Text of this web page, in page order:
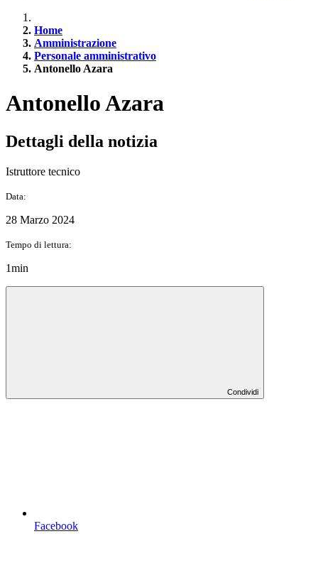
Home
Amministrazione
Personale amministrativo
Antonello Azara
Antonello Azara
Dettagli della notizia
Istruttore tecnico
Data:
28 Marzo 2024
Tempo di lettura:
1min
Condividi
Facebook